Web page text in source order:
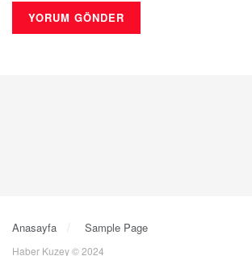
Anasayfa Sample Page
Haber Kuzey © 2024